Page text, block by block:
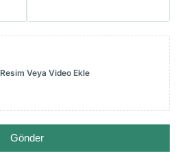
Resim Veya Video Ekle
Gönder